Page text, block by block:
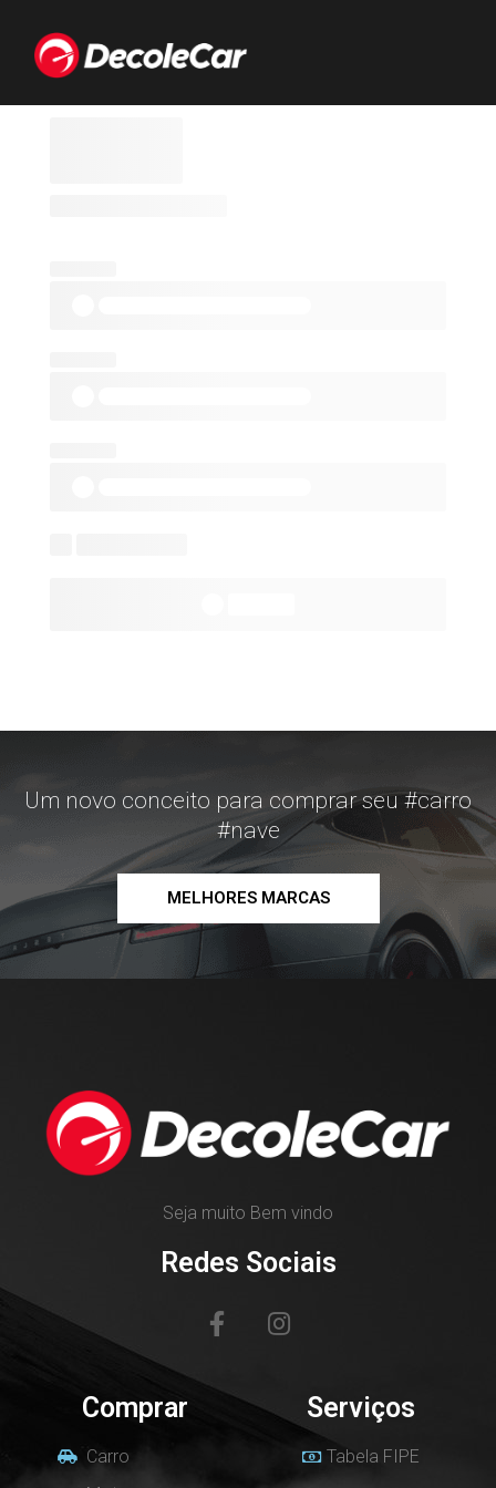
Um novo conceito para comprar seu #carro
#nave
MELHORES MARCAS
Seja muito Bem vindo
Redes Sociais
Comprar
Carro
Serviços
Tabela FIPE